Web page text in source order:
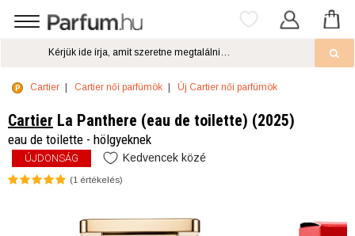
Cartier Cartier női parfümök Új Cartier női parfümök
Cartier La Panthere (eau de toilette) (2025)
eau de toilette - hölgyeknek
ÚJDONSÁG Kedvencek közé
(1 értékelés)